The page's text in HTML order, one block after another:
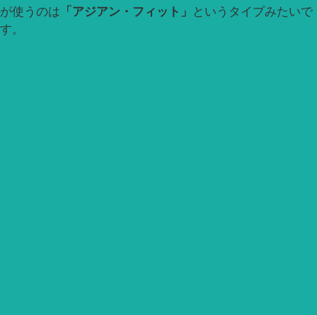
が使うのは 「アジアン・フィット」 というタイプみたいで
す。